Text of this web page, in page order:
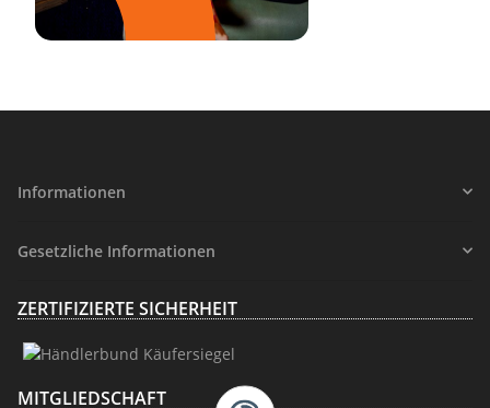
Informationen
Gesetzliche Informationen
ZERTIFIZIERTE SICHERHEIT
MITGLIEDSCHAFT